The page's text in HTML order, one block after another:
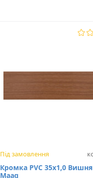
Під замовлення
Кромка PVC 35x1,0 Вишня
Maag